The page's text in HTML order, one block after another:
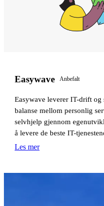
Easywave Anbefalt
Easywave leverer IT-drift og
balanse mellom personlig
selvhjelp gjennom
å levere de beste IT-
Les mer